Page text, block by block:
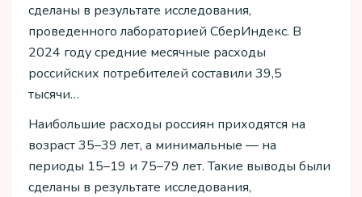
сделаны в результате исследования,
проведенного лабораторией СберИндекс. В
2024 году средние месячные расходы
российских потребителей составили 39,5
тысячи…
Наибольшие расходы россиян приходятся на
возраст 35–39 лет, а минимальные — на
периоды 15–19 и 75–79 лет. Такие выводы были
сделаны в результате исследования,